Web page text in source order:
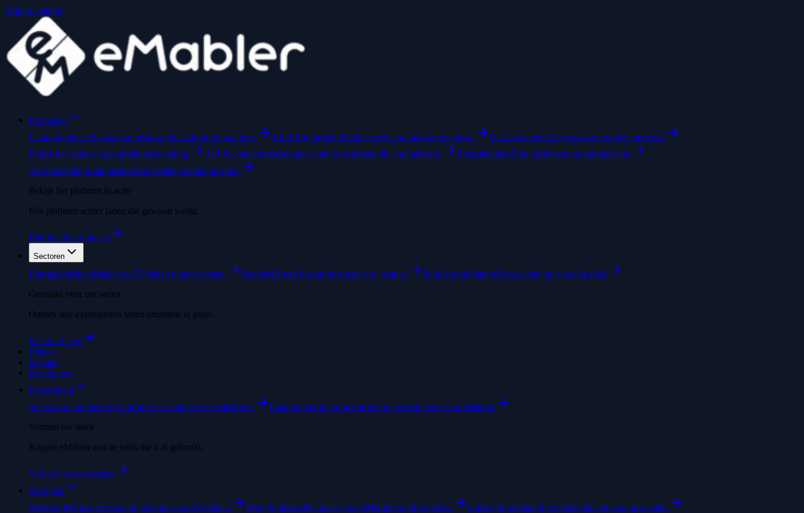
Skip to content
Producten
LaadpuntbeheerBewaak en bestuur elk laadpunt in real time. Tariff EngineStel flexibele prijs- en facturatieregels in. Data-inzichtenAnalyses over uw hele netwerk.
PulseLive status en gezondheidsbewaking. API & connectorenIntegreer met de systemen die u al gebruikt. EnergiebeheerSlim lastbeheer en optimalisatie.
Ad-hocbetalingLaat bestuurders betalen zonder account.
Bekijk het platform in actie
Eén platform achter laden dat gewoon werkt.
Bekijk alle producten
Sectoren
EnergiebedrijvenMaak van EV-laden nieuwe omzet. RetailersBreng bestuurders naar uw locaties. ParkeerexploitantenVoeg laden toe aan elke plek.
Gemaakt voor uw sector
Ontdek hoe exploitanten laden omzetten in groei.
Klantverhalen
Prijzen
Klanten
Developers
Ecosysteem
Salesforce-connectorSynchroniseer laaddata met Salesforce. LaadpuntcertificeringHardware gecertificeerd voor eMabler.
Verbind uw stack
Koppel eMabler aan de tools die u al gebruikt.
Verken het ecosysteem
Over ons
Werken bijBouw mee aan de toekomst van EV-laden. Blog & nieuwsHet laatste van eMabler en uit de sector. Gidsen & webinarsLeer laden lanceren en opschalen.